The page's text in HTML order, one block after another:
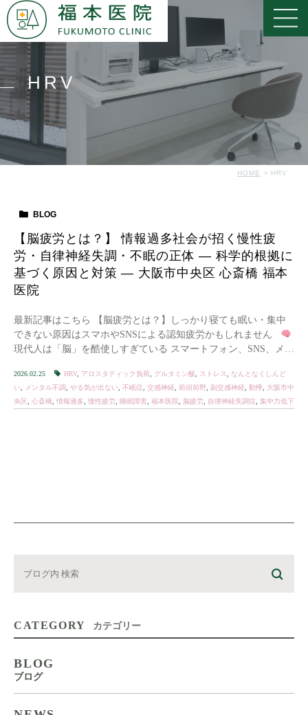
HRV
HOME HRV
BLOG
【脳疲労とは？】 情報過多社会が招く慢性疲
労・自律神経失調・不眠の正体 ― 科学的根拠に
基づく原因と対策 ― 大阪市中央区 心斎橋 福本
医院
最新記事はこちら 【脳疲労とは？】しっかり寝ても眠い・集中
できない原因はスマホやSNSによる認知疲労かもしれません
現代人は「脳」を酷使しすぎている スマートフォン、SNS、メー
2026.02.25 HRV, アロスタティック負荷 グルタミン酸 ストレス
なんとなくしんど
い
メンタル不調 やる気が出ない 不眠症 交感神経 前頭前野 副交感神経 動悸
大阪市中
央区
心斎橋 情報過多 慢性疲労 睡眠障害 福本医院 脳疲労 自律神経失調症 集中力低下
CATEGORY カテゴリー
BLOG
ブログ